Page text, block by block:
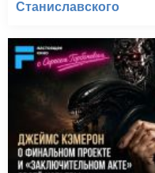
Станиславского